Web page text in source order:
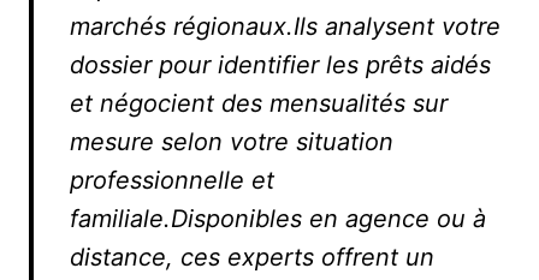
marchés régionaux.Ils analysent votre
dossier pour identifier les prêts aidés
et négocient des mensualités sur
mesure selon votre situation
professionnelle et
familiale.Disponibles en agence ou à
distance, ces experts offrent un